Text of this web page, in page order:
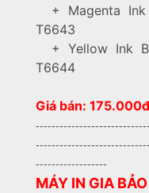
+ Magenta
T6643
+ Yellow Ink
T6644
Giá bán:
------------------
MÁY IN GIA BẢO